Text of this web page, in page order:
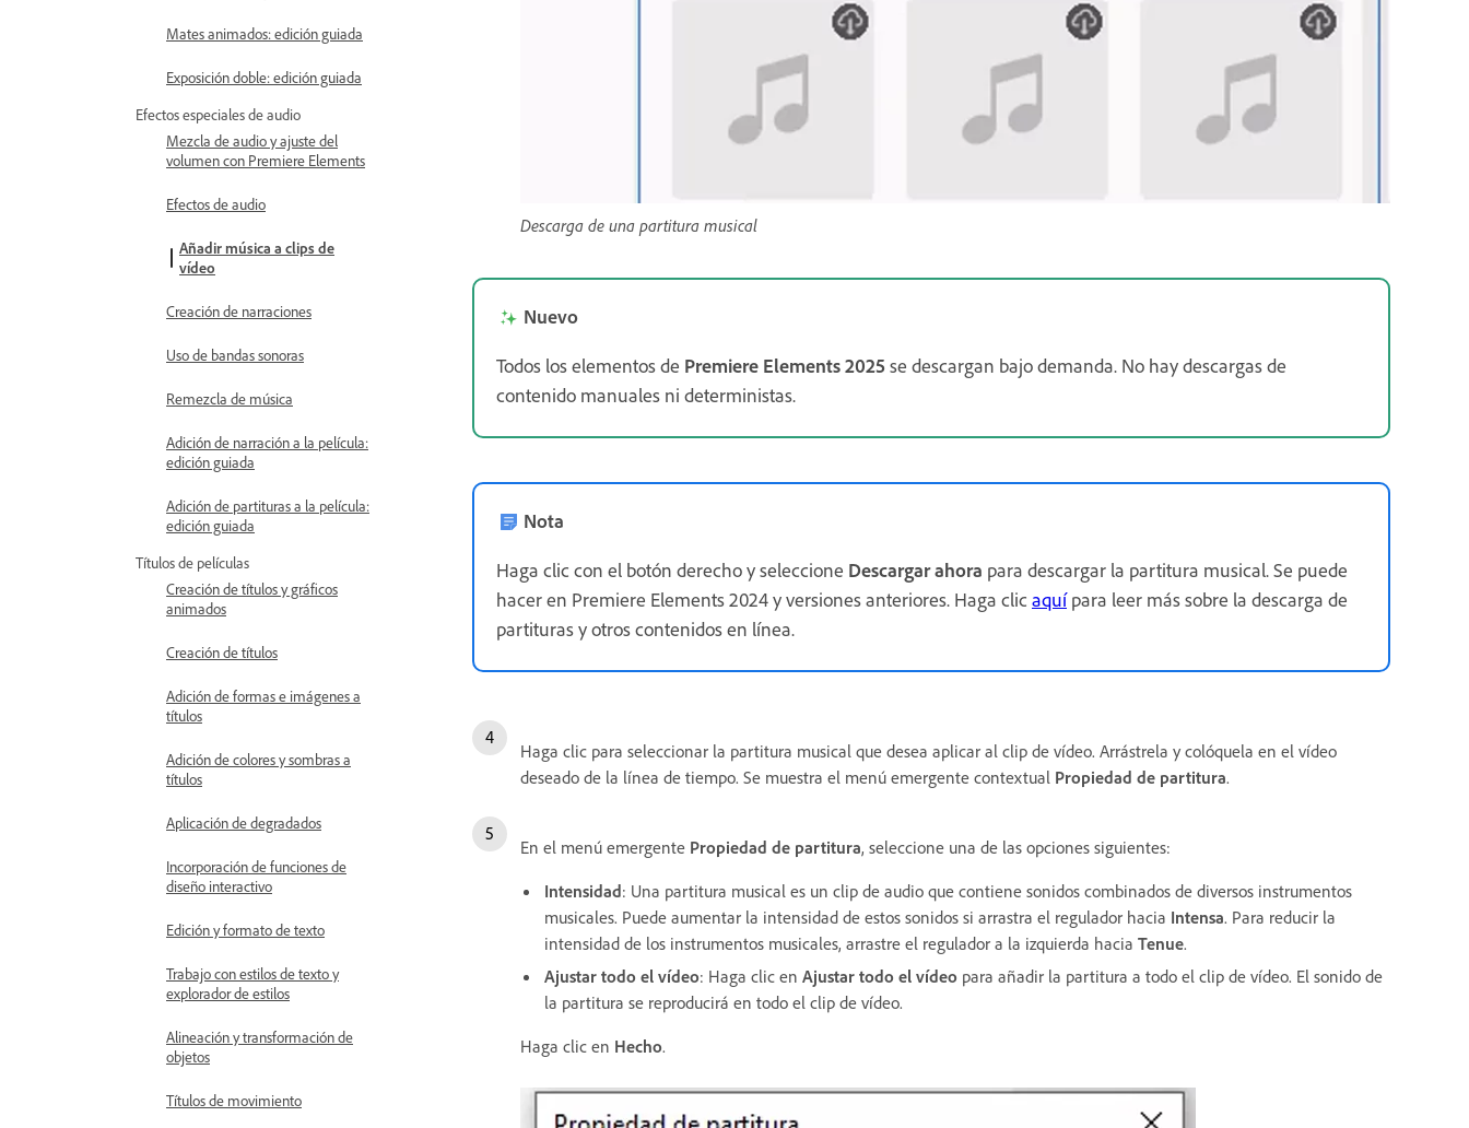
Mates animados: edición guiada
Exposición doble: edición guiada
Efectos especiales de audio
Mezcla de audio y ajuste del
volumen con Premiere Elements
Efectos de audio
Añadir música a clips de
vídeo
Creación de narraciones
Uso de bandas sonoras
Remezcla de música
Adición de narración a la película:
edición guiada
Adición de partituras a la película:
edición guiada
Títulos de películas
Creación de títulos y gráficos
animados
Creación de títulos
Adición de formas e imágenes a
títulos
Adición de colores y sombras a
títulos
Aplicación de degradados
Incorporación de funciones de
diseño interactivo
Edición y formato de texto
Trabajo con estilos de texto y
explorador de estilos
Alineación y transformación de
objetos
Títulos de movimiento
Descarga de una partitura musical
Nuevo
Todos los elementos de Premiere Elements 2025se descargan bajo demanda. No hay descargas de
contenido manuales ni deterministas.
Nota
Haga clic con el botón derecho y seleccione Descargar ahora para descargar la partitura musical. Se puede
hacer en Premiere Elements 2024 y versiones anteriores. Haga clic aquípara leer más sobre la descarga de
partituras y otros contenidos en línea.
Haga clic para seleccionar la partitura musical que desea aplicar al clip de vídeo. Arrástrela y colóquela en el vídeo
deseado de la línea de tiempo. Se muestra el menú emergente contextual Propiedad de partitura.
En el menú emergente Propiedad de partitura, seleccione una de las opciones siguientes:
Intensidad: Una partitura musical es un clip de audio que contiene sonidos combinados de diversos instrumentos
musicales. Puede aumentar la intensidad de estos sonidos si arrastra el regulador hacia Intensa. Para reducir la
intensidad de los instrumentos musicales, arrastre el regulador a la izquierda hacia Tenue.
Ajustar todo el vídeo: Haga clic en Ajustar todo el vídeo para añadir la partitura a todo el clip de vídeo. El sonido de
la partitura se reproducirá en todo el clip de vídeo.
Haga clic en Hecho.